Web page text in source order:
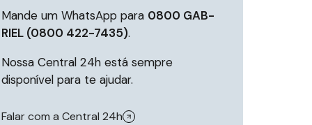
Mande um WhatsApp para 0800 GAB-
RIEL (0800 422-7435).
Nossa Central 24h está sempre
disponível para te ajudar.
Falar com a Central 24h